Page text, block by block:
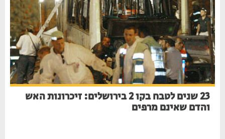
23 שנים לטבח בקו 2 בירושלים: זיכרונות האש
והדם שאינם מרפים